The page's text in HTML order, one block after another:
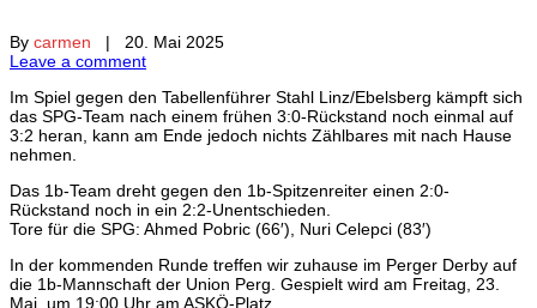
By carmen | 20. Mai 2025
Leave a comment
Im Spiel gegen den Tabellenführer Stahl Linz/Ebelsberg kämpft sich
das SPG-Team nach einem frühen 3:0-Rückstand noch einmal auf
3:2 heran, kann am Ende jedoch nichts Zählbares mit nach Hause
nehmen.
Das 1b-Team dreht gegen den 1b-Spitzenreiter einen 2:0-
Rückstand noch in ein 2:2-Unentschieden.
Tore für die SPG: Ahmed Pobric (66′), Nuri Celepci (83′)
In der kommenden Runde treffen wir zuhause im Perger Derby auf
die 1b-Mannschaft der Union Perg. Gespielt wird am Freitag, 23.
Mai, um 19:00 Uhr am ASKÖ-Platz.